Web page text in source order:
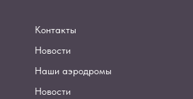
Контакты
Новости
Наши аэродромы
Новости